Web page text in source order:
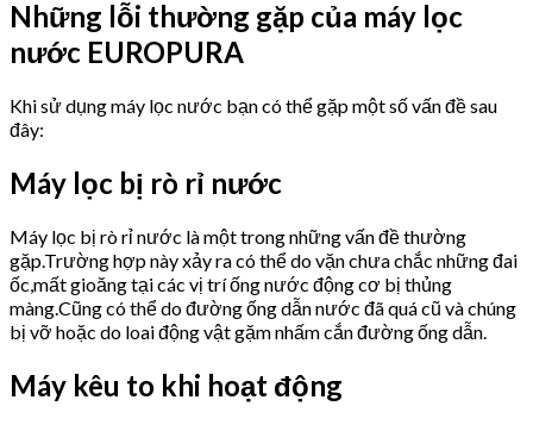
Những lỗi thường gặp của máy lọc
nước EUROPURA
Khi sử dụng máy lọc nước bạn có thể gặp một số vấn đề sau
đây:
Máy lọc bị rò rỉ nước
Máy lọc bị rò rỉ nước là một trong những vấn đề thường
gặp.Trường hợp này xảy ra có thể do vặn chưa chắc những đai
ốc,mất gioăng tại các vị trí ống nước động cơ bị thủng
màng.Cũng có thể do đường ống dẫn nước đã quá cũ và chúng
bị vỡ hoặc do loai động vật gặm nhấm cắn đường ống dẫn.
Máy kêu to khi hoạt động